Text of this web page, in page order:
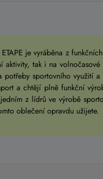
je vyráběna z
aktivity, tak i na
potřeby sportovního využití
a chtějí plně funkční
z lídrů ve výrobě
oblečení opravdu užijete.